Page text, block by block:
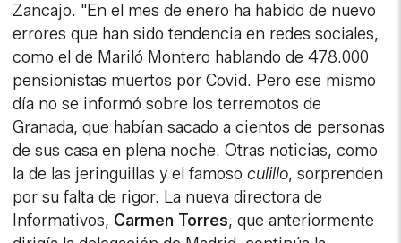
Zancajo. "En el mes de enero ha habido de nuevo
errores que han sido tendencia en redes sociales,
como el de Mariló Montero hablando de 478.000
pensionistas muertos por Covid. Pero ese mismo
día no se informó sobre los terremotos de
Granada, que habían sacado a cientos de personas
de sus casa en plena noche. Otras noticias, como
la de las jeringuillas y el famosoculillo, sorprenden
por su falta de rigor. La nueva directora de
Informativos, Carmen Torres, que anteriormente